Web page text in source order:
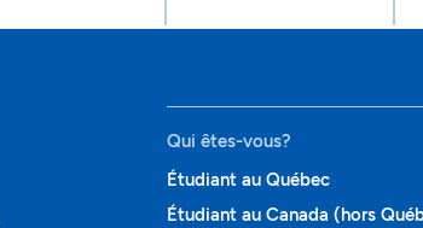
Qui êtes-vous?
Étudiant au Québec
Étudiant au Canada (hors